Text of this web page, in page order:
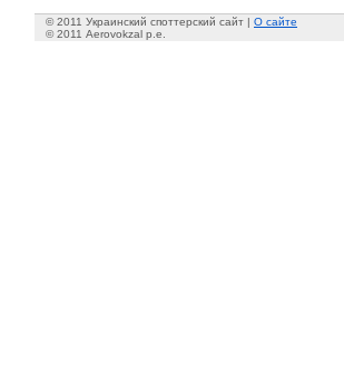
© 2011 Украинский споттерский сайт | О сайте
© 2011 Aerovokzal p.e.